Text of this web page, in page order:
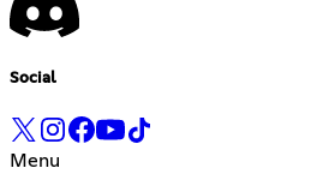
Social
Menu